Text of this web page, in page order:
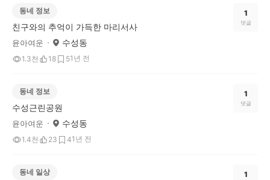
동네 정보
친구와의 추억이 가득한 마리서사
윤아여운 수성동
1.3천 18 51년 전
1
댓글
동네 정보
수성근린공원
윤아여운 수성동
1.4천 23 41년 전
1
댓글
동네 일상 1